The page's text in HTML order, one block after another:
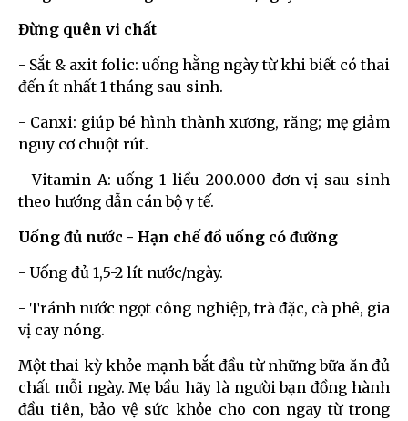
Đừng quên vi chất
- Sắt & axit folic: uống hằng ngày từ khi biết có thai
đến ít nhất 1 tháng sau sinh.
- Canxi: giúp bé hình thành xương, răng; mẹ giảm
nguy cơ chuột rút.
- Vitamin A: uống 1 liều 200.000 đơn vị sau sinh
theo hướng dẫn cán bộ y tế.
Uống đủ nước - Hạn chế đồ uống có đường
- Uống đủ 1,5-2 lít nước/ngày.
- Tránh nước ngọt công nghiệp, trà đặc, cà phê, gia
vị cay nóng.
Một thai kỳ khỏe mạnh bắt đầu từ những bữa ăn đủ
chất mỗi ngày. Mẹ bầu hãy là người bạn đồng hành
đầu tiên, bảo vệ sức khỏe cho con ngay từ trong